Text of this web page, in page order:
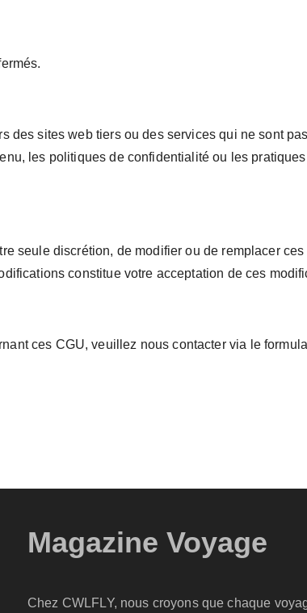
des sites web tiers ou des services qui ne sont
les politiques de confidentialité ou les
seule discrétion, de modifier ou de remplacer
constitue votre acceptation de ces
ces CGU, veuillez nous contacter via le
Magazine Voyage
Chez CWLFLY, nous croyons que chaque